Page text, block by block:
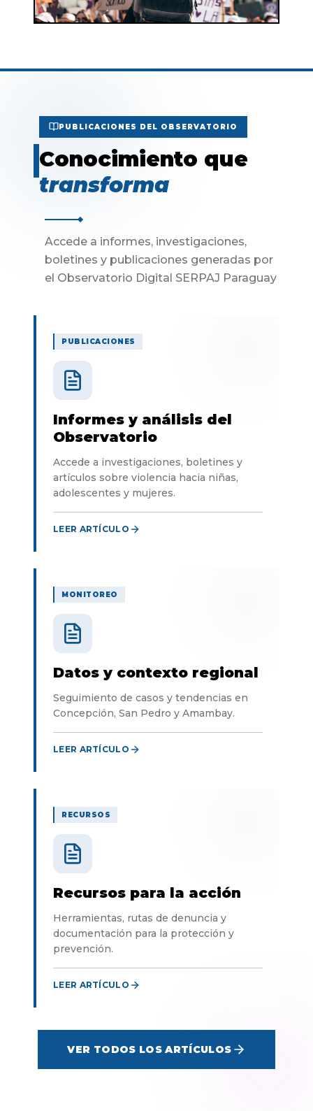
PUBLICACIONES DEL OBSERVATORIO
Conocimiento que
transforma
Accede a informes, investigaciones,
boletines y publicaciones generadas por
el Observatorio Digital SERPAJ Paraguay
PUBLICACIONES
Informes y análisis del
Observatorio
Accede a investigaciones, boletines y
artículos sobre violencia hacia niñas,
adolescentes y mujeres.
LEER ARTÍCULO
MONITOREO
Datos y contexto regional
Seguimiento de casos y tendencias en
Concepción, San Pedro y Amambay.
LEER ARTÍCULO
RECURSOS
Recursos para la acción
Herramientas, rutas de denuncia y
documentación para la protección y
prevención.
LEER ARTÍCULO
VER TODOS LOS ARTÍCULOS